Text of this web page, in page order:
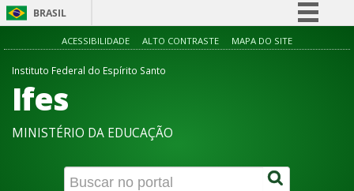
BRASIL
Simplifique!
Canais
ACESSIBILIDADE ALTO CONTRASTE MAPA DO SITE
Instituto Federal do Espírito Santo
Ifes
MINISTÉRIO DA EDUCAÇÃO